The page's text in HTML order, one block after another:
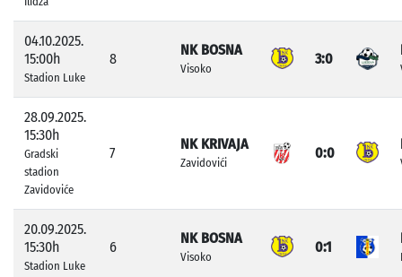
04.10.2025.
15:00h
Stadion Luke
8
NK BOSNA
Visoko
3:0
28.09.2025.
15:30h
Gradski
stadion
Zavidoviće
7
NK KRIVAJA
Zavidovići
0:0
20.09.2025.
15:30h
Stadion Luke
6
NK BOSNA
Visoko
0:1